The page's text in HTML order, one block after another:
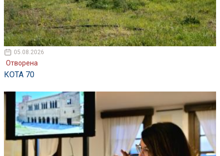
05.08.2026
Отворена
КОТА 70